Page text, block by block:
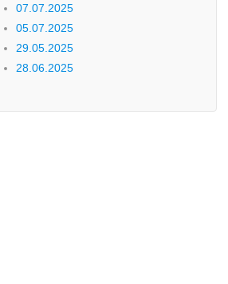
07.07.2025
05.07.2025
29.05.2025
28.06.2025